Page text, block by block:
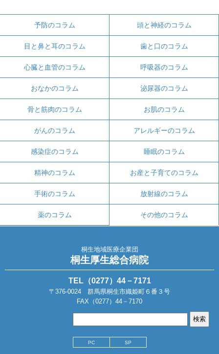
予防のコラム 頭と神経のコラム
目と鼻と耳のコラム 歯と口のコラム
心臓と血管のコラム 呼吸器のコラム
おなかのコラム 泌尿器のコラム
骨と筋肉のコラム お肌のコラム
がんのコラム アレルギーのコラム
感染症のコラム 睡眠のコラム
精神のコラム お産と子育てのコラム
手術のコラム 放射線のコラム
薬のコラム その他のコラム
桐生地域医療企業団
桐生厚生総合病院
TEL（0277）44－7171
〒376-0024 群馬県桐生市織姫町６番３号
FAX（0277）44－7170
PC SP